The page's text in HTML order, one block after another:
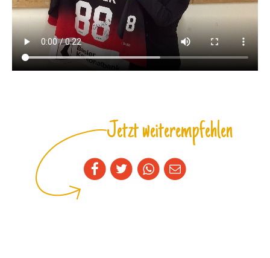
Jetzt weiterempfehlen